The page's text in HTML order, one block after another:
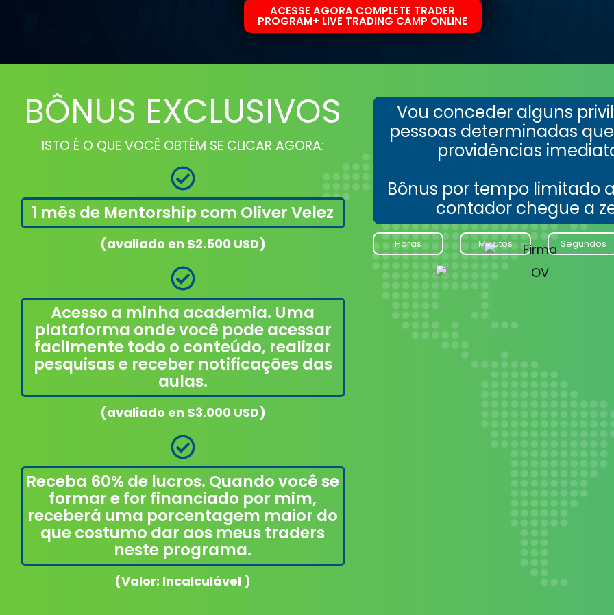
ACESSE AGORA COMPLETE TRADER
PROGRAM+ LIVE TRADING CAMP ONLINE
BÔNUS EXCLUSIVOS
ISTO É O QUE VOCÊ OBTÉM SE CLICAR AGORA:
1 mês de Mentorship com Oliver Velez
(avaliado en $2.500 USD)
Acesso a minha academia. Uma
plataforma onde você pode acessar
facilmente todo o conteúdo, realizar
pesquisas e receber notificações das
aulas.
(avaliado en $3.000 USD)
Receba 60% de lucros. Quando você se
formar e for financiado por mim,
receberá uma porcentagem maior do
que costumo dar aos meus traders
neste programa.
(Valor: Incalculável )
Vou conceder alguns
pessoas determinadas
providências
Bônus por tempo limitado
contador chegue a
Horas Minutos Segundos